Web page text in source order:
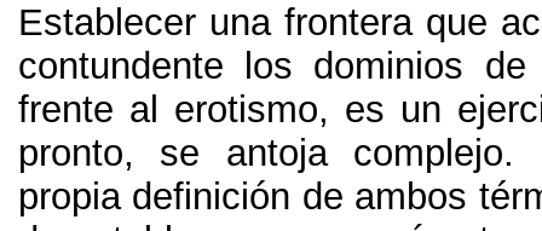
Establecer una frontera que
contundente los dominios
frente al erotismo, es un
pronto, se antoja
propia definición de ambos